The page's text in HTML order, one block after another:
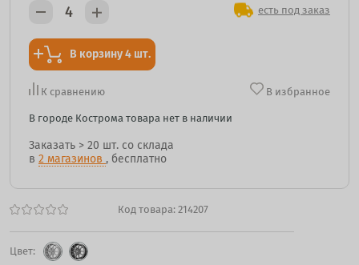
Код товара: 214207
Цвет:
есть под заказ
В корзину 4 шт.
К сравнению В избранное
В городе Кострома товара нет в наличии
Заказать > 20 шт. со склада
в 2 магазинов , бесплатно